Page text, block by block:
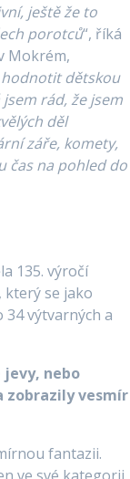
ještě že to
porotců“, říká
Mokrém,
hodnotit dětskou
rád, že jsem
děl
záře, komety,
čas na pohled do
135. výročí
, který se jako
výtvarných a
nebo
zobrazily vesmír
fantazii.